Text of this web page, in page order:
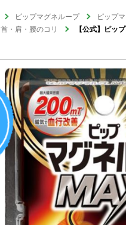
ピップマグネループ
ピップ
首・肩・腰のコリ 【公式】ピッ